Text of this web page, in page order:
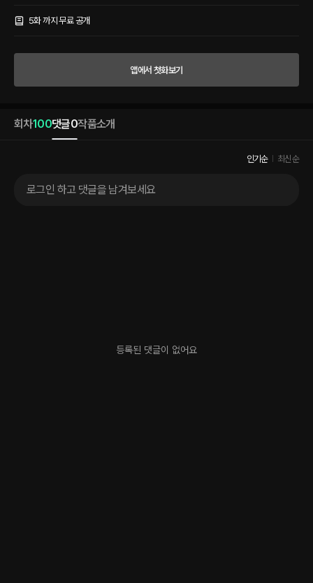
그녀를 방해하려 마수를 뻗기 시작하는데……. 소리오닌은 과연 새로운 세계에서 제대
5화 까지 무료 공개
앱에서 첫화보기
회차100댓글0작품소개
인기순 최신순
로그인 하고 댓글을 남겨보세요
등록된 댓글이 없어요